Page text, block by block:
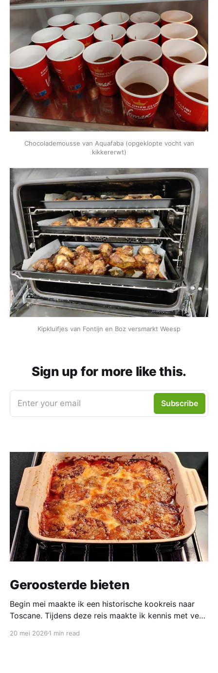
Chocolademousse van Aquafaba (opgeklopte vocht van
kikkererwt)
Kipkluifjes van Fontijn en Boz versmarkt Weesp
Sign up for more like this.
Enter your email Subscribe
Geroosterde bieten
Begin mei maakte ik een historische kookreis naar
Toscane. Tijdens deze reis maakte ik kennis met veel
keuken. In een middeleeuws klooster maakten we
20 mei 2026 1 min read